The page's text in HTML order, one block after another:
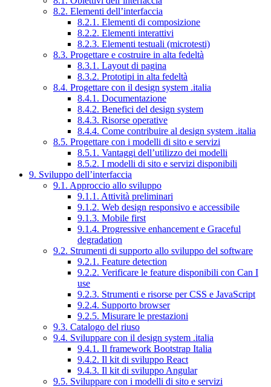
8.2. Elementi dell’interfaccia
8.2.1. Elementi di composizione
8.2.2. Elementi interattivi
8.2.3. Elementi testuali (microtesti)
8.3. Progettare e costruire in alta fedeltà
8.3.1. Layout di pagina
8.3.2. Prototipi in alta fedeltà
8.4. Progettare con il design system .italia
8.4.1. Documentazione
8.4.2. Benefici del design system
8.4.3. Risorse operative
8.4.4. Come contribuire al design system .italia
8.5. Progettare con i modelli di sito e servizi
8.5.1. Vantaggi dell’utilizzo dei modelli
8.5.2. I modelli di sito e servizi disponibili
9. Sviluppo dell’interfaccia
9.1. Approccio allo sviluppo
9.1.1. Attività preliminari
9.1.2. Web design responsivo e accessibile
9.1.3. Mobile first
9.1.4. Progressive enhancement e Graceful
degradation
9.2. Strumenti di supporto allo sviluppo del software
9.2.1. Feature detection
9.2.2. Verificare le feature disponibili con Can I
use
9.2.3. Strumenti e risorse per CSS e JavaScript
9.2.4. Supporto browser
9.2.5. Misurare le prestazioni
9.3. Catalogo del riuso
9.4. Sviluppare con il design system .italia
9.4.1. Il framework Bootstrap Italia
9.4.2. Il kit di sviluppo React
9.4.3. Il kit di sviluppo Angular
9.5. Sviluppare con i modelli di sito e servizi